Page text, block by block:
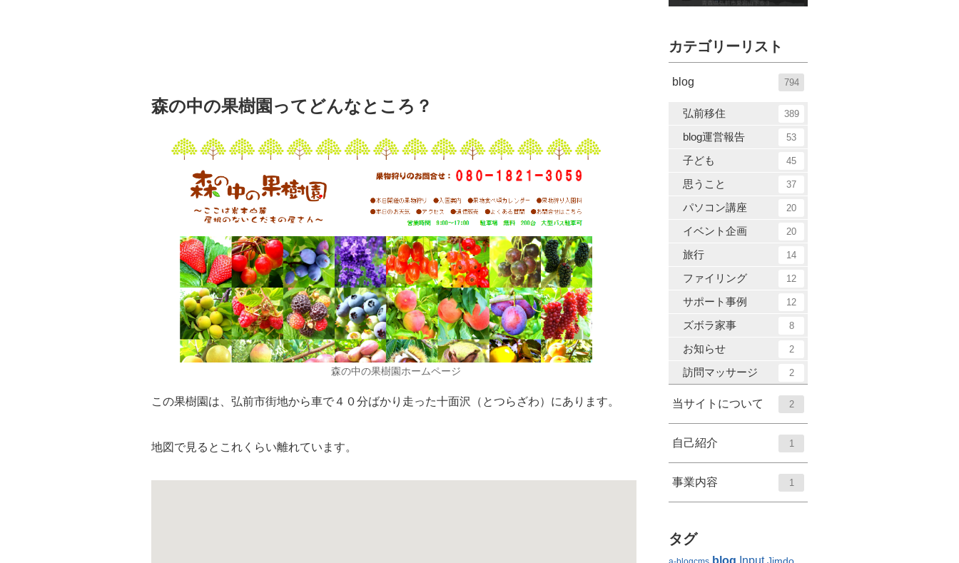
森の中の果樹園ってどんなところ？
森の中の果樹園ホームページ
この果樹園は、弘前市街地から車で４０分ばかり走った十面沢（とつらざわ）にあります。
地図で見るとこれくらい離れています。
カテゴリーリスト
blog 794
弘前移住 389
blog運営報告 53
子ども 45
思うこと 37
パソコン講座 20
イベント企画 20
旅行 14
ファイリング 12
サポート事例 12
ズボラ家事 8
お知らせ 2
訪問マッサージ 2
当サイトについて 2
自己紹介 1
事業内容 1
タグ
blog Input